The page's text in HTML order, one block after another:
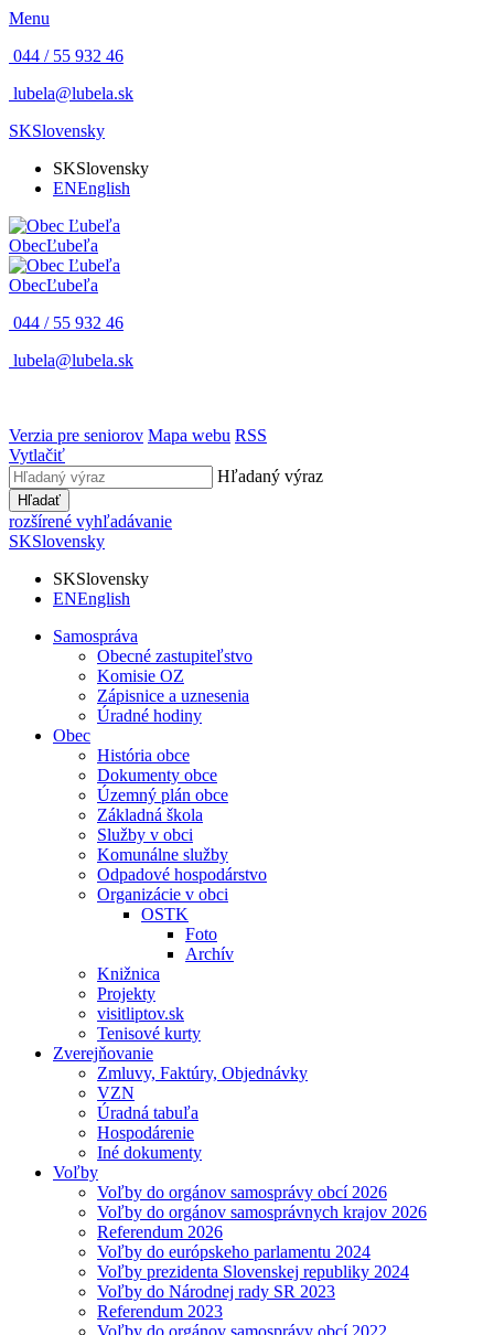
Menu
044 / 55 932 46
lubela@lubela.sk
SKSlovensky
SKSlovensky
ENEnglish
ObecĽubeľa
ObecĽubeľa
044 / 55 932 46
lubela@lubela.sk
Verzia pre seniorov Mapa webu RSS
Vytlačiť
Hľadaný výraz
Hľadať
rozšírené vyhľadávanie
SKSlovensky
SKSlovensky
ENEnglish
Samospráva
Obecné zastupiteľstvo
Komisie OZ
Zápisnice a uznesenia
Úradné hodiny
Obec
História obce
Dokumenty obce
Územný plán obce
Základná škola
Služby v obci
Komunálne služby
Odpadové hospodárstvo
Organizácie v obci
OSTK
Foto
Archív
Knižnica
Projekty
visitliptov.sk
Tenisové kurty
Zverejňovanie
Zmluvy, Faktúry, Objednávky
VZN
Úradná tabuľa
Hospodárenie
Iné dokumenty
Voľby
Voľby do orgánov samosprávy obcí 2026
Voľby do orgánov samosprávnych krajov 2026
Referendum 2026
Voľby do európskeho parlamentu 2024
Voľby prezidenta Slovenskej republiky 2024
Voľby do Národnej rady SR 2023
Referendum 2023
Voľby do orgánov samosprávy obcí 2022